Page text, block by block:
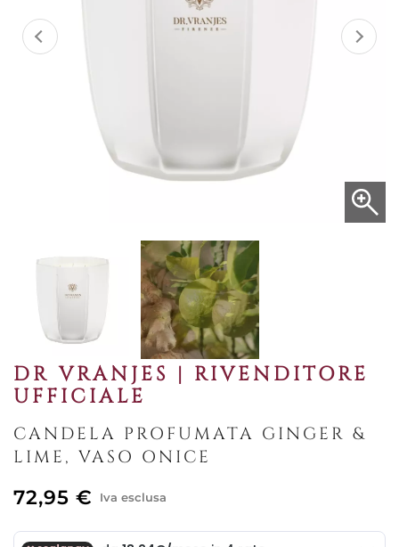
DR VRANJES | RIVENDITORE
UFFICIALE
CANDELA PROFUMATA GINGER &
LIME, VASO ONICE
72,95 € Iva esclusa